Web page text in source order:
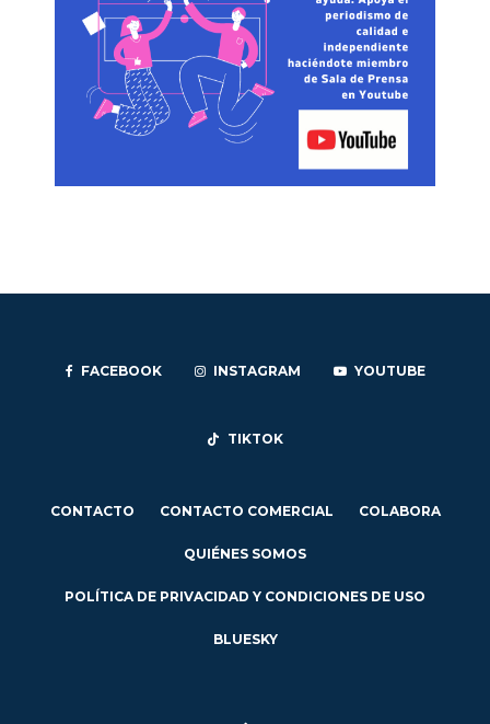
FACEBOOK INSTAGRAM YOUTUBE
TIKTOK
CONTACTO CONTACTO COMERCIAL COLABORA
QUIÉNES SOMOS
POLÍTICA DE PRIVACIDAD Y CONDICIONES DE USO
BLUESKY